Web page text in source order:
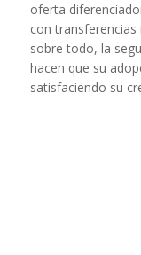
oferta
con
sobre todo, la
hacen que su
satisfaciendo su